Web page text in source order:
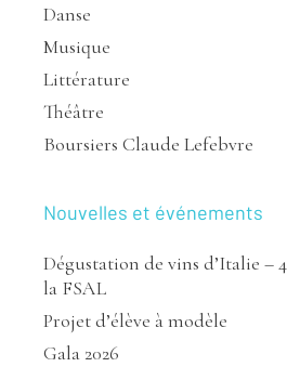
Danse
Musique
Littérature
Théâtre
Boursiers Claude Lefebvre
Nouvelles et événements
Dégustation de vins d’Italie –
la FSAL
Projet d’élève à modèle
Gala 2026